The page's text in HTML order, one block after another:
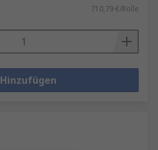
710,79 €/Rolle
Hinzufügen